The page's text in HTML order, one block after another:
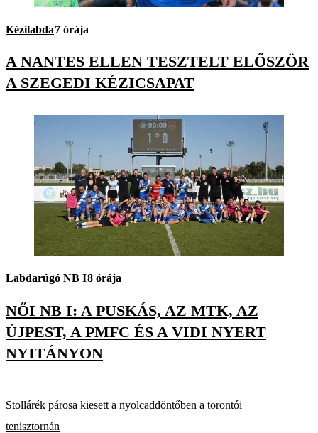
Kézilabda7 órája
A NANTES ELLEN TESZTELT ELŐSZÖR
A SZEGEDI KÉZICSAPAT
Labdarúgó NB I8 órája
NŐI NB I: A PUSKÁS, AZ MTK, AZ
ÚJPEST, A PMFC ÉS A VIDI NYERT
NYITÁNYON
Stollárék párosa kiesett a nyolcaddöntőben a torontói
tenisztornán